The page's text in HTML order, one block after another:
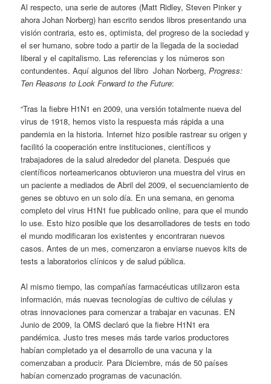
Al respecto, una serie de autores (Matt Ridley, Steven Pinker y
ahora Johan Norberg) han escrito sendos libros presentando una
visión contraria, esto es, optimista, del progreso de la sociedad y
el ser humano, sobre todo a partir de la llegada de la sociedad
liberal y el capitalismo. Las referencias y los números son
contundentes. Aquí algunos del libro Johan Norberg,Progress:
Ten Reasons to Look Forward to the Future:
“Tras la fiebre H1N1 en 2009, una versión totalmente nueva del
virus de 1918, hemos visto la respuesta más rápida a una
pandemia en la historia. Internet hizo posible rastrear su origen y
facilitó la cooperación entre instituciones, científicos y
trabajadores de la salud alrededor del planeta. Después que
científicos norteamericanos obtuvieron una muestra del virus en
un paciente a mediados de Abril del 2009, el secuenciamiento de
genes se obtuvo en un solo día. En una semana, en genoma
completo del virus H1N1 fue publicado online, para que el mundo
lo use. Esto hizo posible que los desarrolladores de tests en todo
el mundo modificaran los existentes y encontraran nuevos
casos. Antes de un mes, comenzaron a enviarse nuevos kits de
tests a laboratorios clínicos y de salud pública.
Al mismo tiempo, las compañías farmacéuticas utilizaron esta
información, más nuevas tecnologías de cultivo de células y
otras innovaciones para comenzar a trabajar en vacunas. EN
Junio de 2009, la OMS declaró que la fiebre H1N1 era
pandémica. Justo tres meses más tarde varios productores
habían completado ya el desarrollo de una vacuna y la
comenzaban a producir. Para Diciembre, más de 50 países
habían comenzado programas de vacunación.